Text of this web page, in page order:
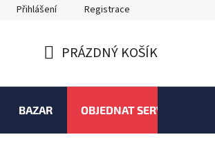
Přihlášení Registrace
KOŠÍK
PRÁZDNÝ KOŠÍK
BAZAR OBJEDNAT SERVIS